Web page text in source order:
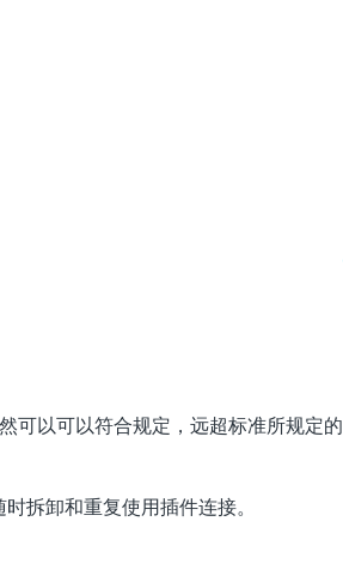
可以可以符合规定，远超标准所规定的
拆卸和重复使用插件连接。